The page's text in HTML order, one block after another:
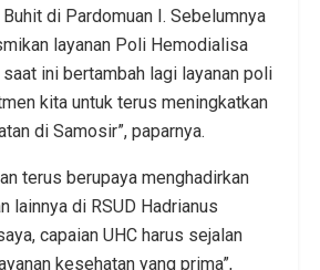
di Pardomuan I. Sebelumnya
layanan Poli Hemodialisa
saat ini bertambah lagi layanan poli
kita untuk terus meningkatkan
di Samosir”, paparnya.
terus berupaya menghadirkan
lainnya di RSUD Hadrianus
capaian UHC harus sejalan
kesehatan yang prima”,